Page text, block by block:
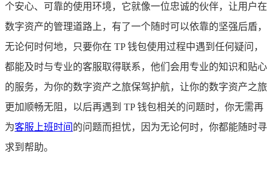
个安心、可靠的使用环境，它就像一位忠诚的伙伴，让用户在
数字资产的管理道路上，有了一个随时可以依靠的坚强后盾，
无论何时何地，只要你在 TP 钱包使用过程中遇到任何疑问，
都能及时与专业的客服取得联系，他们会用专业的知识和贴心
的服务，为你的数字资产之旅保驾护航，让你的数字资产之旅
更加顺畅无阻，以后再遇到 TP 钱包相关的问题时，你无需再
为客服上班时间 的问题而担忧，因为无论何时，你都能随时寻
求到帮助。